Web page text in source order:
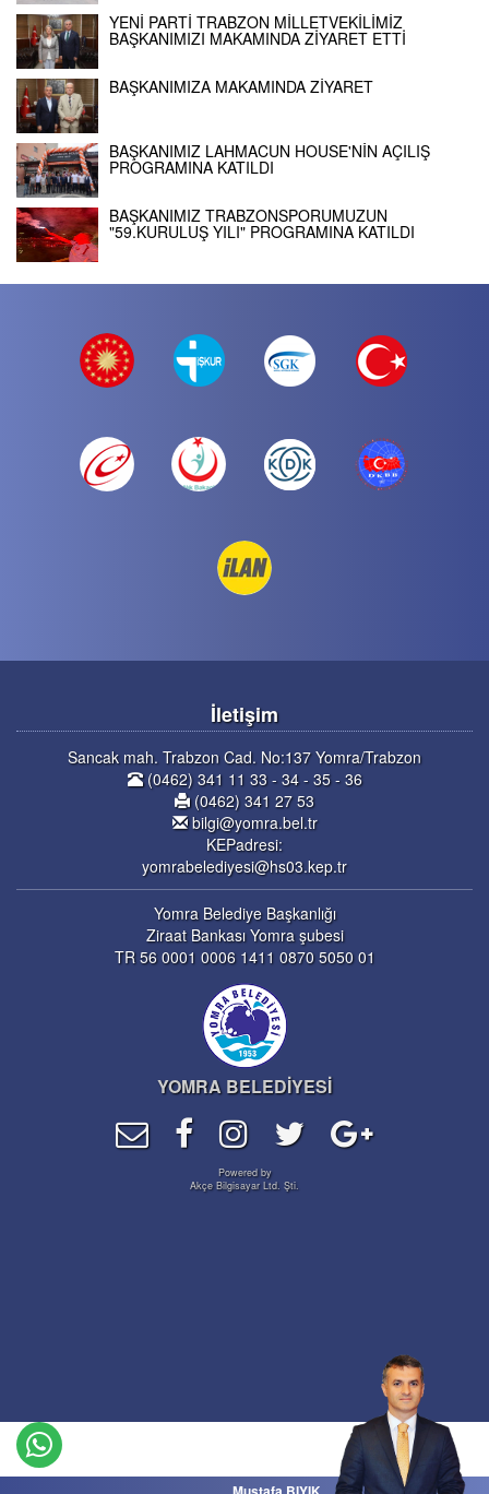
YENİ PARTİ TRABZON MİLLETVEKİLİMİZ
BAŞKANIMIZI MAKAMINDA ZİYARET ETTİ
BAŞKANIMIZA MAKAMINDA ZİYARET
BAŞKANIMIZ LAHMACUN HOUSE'NİN AÇILIŞ
PROGRAMINA KATILDI
BAŞKANIMIZ TRABZONSPORUMUZUN
"59.KURULUŞ YILI" PROGRAMINA KATILDI
İletişim
Sancak mah. Trabzon Cad. No:137 Yomra/Trabzon
(0462) 341 11 33 - 34 - 35 - 36
(0462) 341 27 53
bilgi@yomra.bel.tr
KEPadresi:
yomrabelediyesi@hs03.kep.tr
Yomra Belediye Başkanlığı
Ziraat Bankası Yomra şubesi
TR 56 0001 0006 1411 0870 5050 01
YOMRA BELEDİYESİ
Powered by
Akçe Bilgisayar Ltd. Şti.